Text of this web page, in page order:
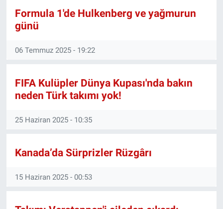
Formula 1'de Hulkenberg ve yağmurun
günü
06 Temmuz 2025 - 19:22
FIFA Kulüpler Dünya Kupası'nda bakın
neden Türk takımı yok!
25 Haziran 2025 - 10:35
Kanada’da Sürprizler Rüzgârı
15 Haziran 2025 - 00:53
Popüler
Spor
Teknoloji